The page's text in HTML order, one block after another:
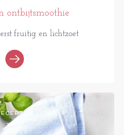
ontbijtsmoothie
fruitig en lichtzoet